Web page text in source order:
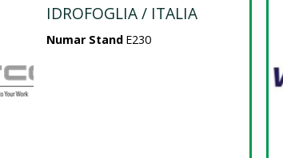
IDROFOGLIA / ITALIA
Numar Stand E230